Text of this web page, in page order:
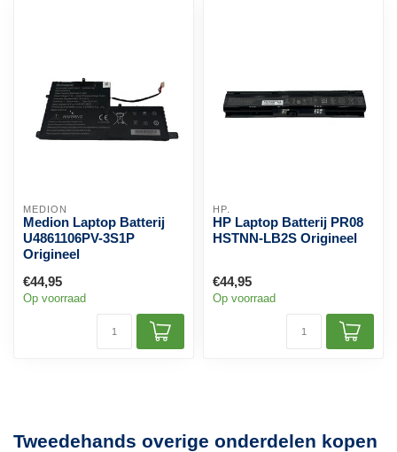
MEDION
Medion Laptop Batterij
U4861106PV-3S1P
Origineel
€44,95
Op voorraad
HP.
HP Laptop Batterij PR08
HSTNN-LB2S Origineel
€44,95
Op voorraad
Tweedehands overige onderdelen kopen